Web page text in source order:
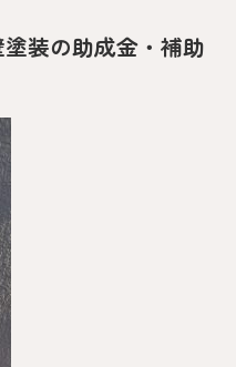
装の助成金・補助